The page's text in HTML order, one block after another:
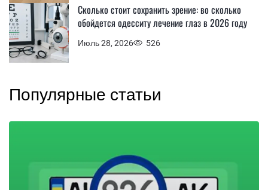
Июль 28, 2026 526
Сколько стоит сохранить зрение: во сколько
обойдется одесситу лечение глаз в 2026 году
Популярные статьи